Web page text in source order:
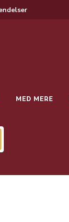
MED MERE